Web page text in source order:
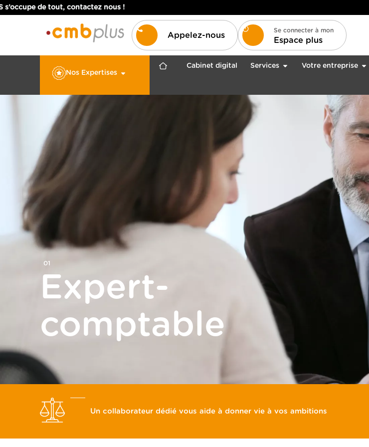
tout, contactez nous !
Appelez-nous
Se connecter à mon
Espace plus
NOS EXPERTISES
Expertise comptable
Expertise juridique
Expertise fiscale
Expertise sociale
Commissaire aux comptes
Courtage en assurance
Gestion de la paie
Gestion de patrimoine
Outils de gestion
Tiers de confiance
Transmission d’entreprise
VOTRE ENTREPRISE
Nos Expertises
Cabinet digital Services Votre entreprise
01
Expert-
comptable
Un collaborateur dédié vous aide à donner vie à vos ambitions